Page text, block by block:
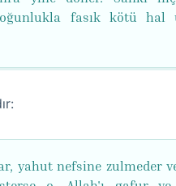
fasık kötü hal
yahut nefsine zulmeder